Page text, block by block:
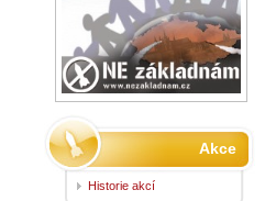
Akce
Historie akcí